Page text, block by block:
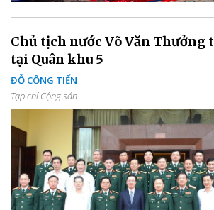
Chủ tịch nước Võ Văn Thưởng
tại Quân khu 5
ĐỖ CÔNG TIẾN
Tạp chí Cộng sản